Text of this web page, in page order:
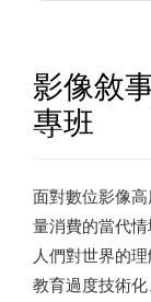
影像敘
專班
面對數位影像
量消費的當代
人們對世界的
教育過度技術